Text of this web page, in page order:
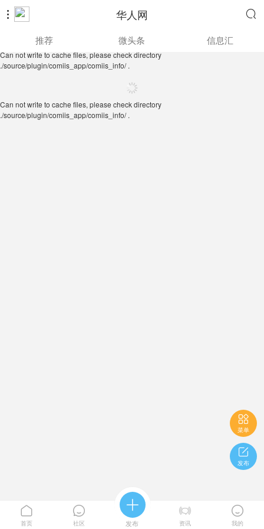
 华人网 
./source/plugin/comiis_app/comiis_info/ .
推荐 微头条 信息汇
Can not write to cache files, please check directory
./source/plugin/comiis_app/comiis_info/ .

菜单

发布

首页

社区

发布

资讯

我的
Can not write to cache files, please check directory
./source/plugin/comiis_app/comiis_info/ .